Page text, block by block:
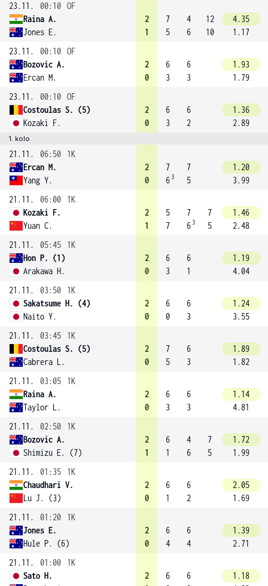
23.11.
00:10 OF
Raina A.
Jones E.
2
1
7
5
4
6
12
10
4.35
1.17
23.11.
00:10 OF
Bozovic A.
Ercan M.
2
0
6
3
6
3
1.93
1.79
23.11.
00:10 OF
Costoulas S. (5)
Kozaki F.
2
0
6
3
6
2
1.36
2.89
1. kolo
21.11. 06:50
1K
Ercan M.
Yang Y.
2
0
7
6 3
7
5
1.20
3.99
21.11.
06:00
1K
Kozaki F.
Yuan C.
2
1
5
7
7
6 3
7
5
1.46
2.48
21.11.
05:45
1K
Hon P. (1)
Arakawa H.
2
0
6
3
6
1
1.19
4.04
21.11.
03:50
1K
Sakatsume H. (4)
Naito Y.
2
0
6
0
6
3
1.24
3.55
21.11.
03:45
1K
Costoulas S. (5)
Cabrera L.
2
0
7
5
6
3
1.89
1.82
21.11.
03:05
1K
Raina A.
Taylor L.
2
0
6
3
6
3
1.14
4.81
21.11.
02:50
1K
Bozovic A.
Shimizu E. (7)
2
1
6
1
4
6
7
5
1.72
1.99
21.11.
01:35
1K
Chaudhari V.
Lu J. (3)
2
0
6
1
6
2
2.05
1.69
21.11.
01:20
1K
Jones E.
Hule P. (6)
2
0
6
4
6
4
1.39
2.71
21.11.
01:00
1K
Sato H.
2
6
6
1.18